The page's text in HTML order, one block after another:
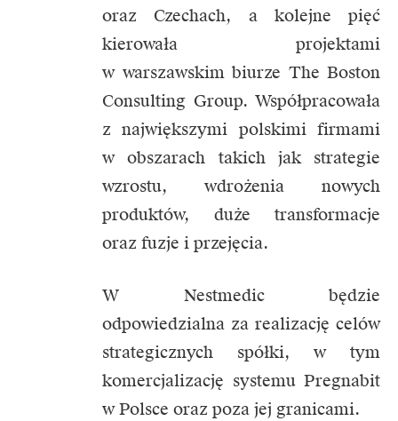
oraz Czechach, a kolejne pięć
kierowała projektami
w warszawskim biurze The Boston
Consulting Group. Współpracowała
z największymi polskimi firmami
w obszarach takich jak strategie
wzrostu, wdrożenia nowych
produktów, duże transformacje
oraz fuzje i przejęcia.
W Nestmedic będzie
odpowiedzialna za realizację celów
strategicznych spółki, w tym
komercjalizację systemu Pregnabit
w Polsce oraz poza jej granicami.